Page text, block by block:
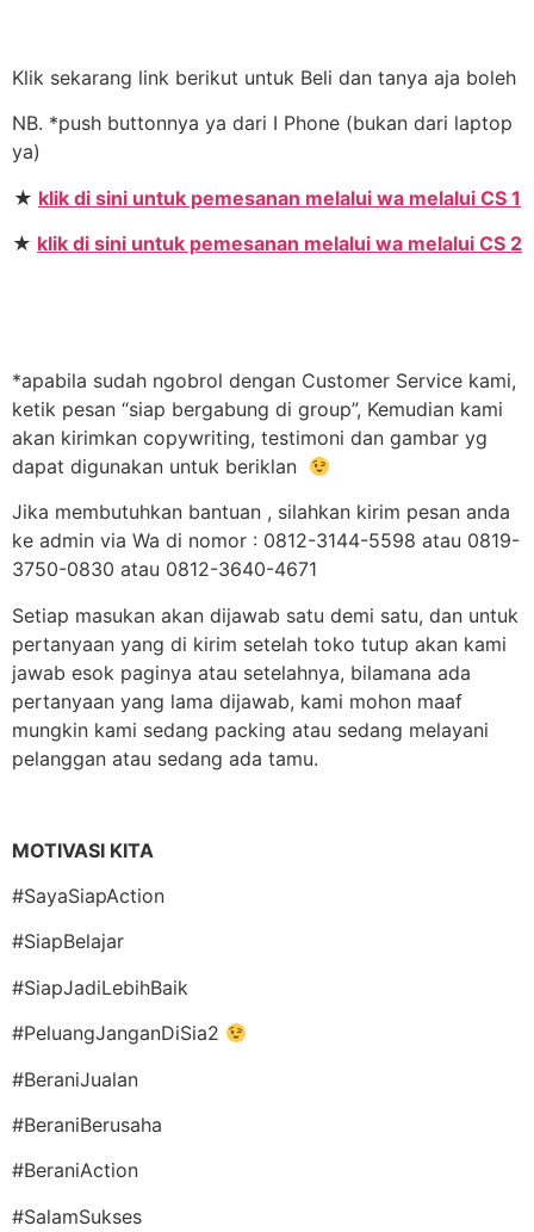
Klik sekarang link berikut untuk Beli dan tanya aja boleh
NB. *push buttonnya ya dari I Phone (bukan dari laptop
ya)
★ klik di sini untuk pemesanan melalui wa melalui CS 1
★ klik di sini untuk pemesanan melalui wa melalui CS 2
*apabila sudah ngobrol dengan Customer Service kami,
ketik pesan “siap bergabung di group”, Kemudian kami
akan kirimkan copywriting, testimoni dan gambar yg
dapat digunakan untuk beriklan
Jika membutuhkan bantuan , silahkan kirim pesan anda
ke admin via Wa di nomor : 0812-3144-5598 atau 0819-
3750-0830 atau 0812-3640-4671
Setiap masukan akan dijawab satu demi satu, dan untuk
pertanyaan yang di kirim setelah toko tutup akan kami
jawab esok paginya atau setelahnya, bilamana ada
pertanyaan yang lama dijawab, kami mohon maaf
mungkin kami sedang packing atau sedang melayani
pelanggan atau sedang ada tamu.
MOTIVASI KITA
#SayaSiapAction
#SiapBelajar
#SiapJadiLebihBaik
#PeluangJanganDiSia2
#BeraniJualan
#BeraniBerusaha
#BeraniAction
#SalamSukses